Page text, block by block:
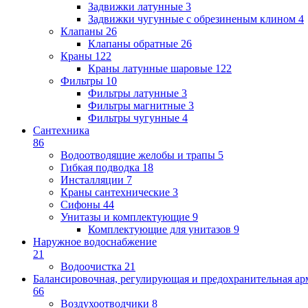
Задвижки латунные 3
Задвижки чугунные с обрезиненым клином 4
Клапаны 26
Клапаны обратные 26
Краны 122
Краны латунные шаровые 122
Фильтры 10
Фильтры латунные 3
Фильтры магнитные 3
Фильтры чугунные 4
Сантехника
86
Водоотводящие желобы и трапы 5
Гибкая подводка 18
Инсталляции 7
Краны сантехнические 3
Сифоны 44
Унитазы и комплектующие 9
Комплектующие для унитазов 9
Наружное водоснабжение
21
Водоочистка 21
Балансировочная, регулирующая и предохранительная
66
Воздухоотводчики 8